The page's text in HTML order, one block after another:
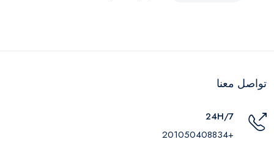
تواصل معنا
24H/7
+201050408834